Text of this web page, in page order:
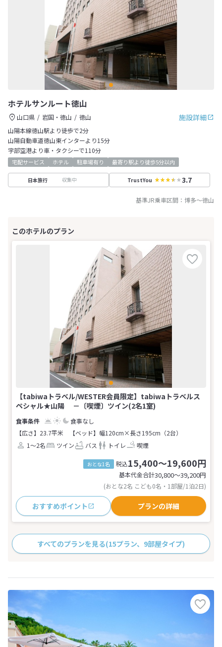
ホテルサンルート徳山
施設詳細
山口県 岩国・徳山
徳山
山陽本線徳山駅より徒歩で2分
山陽自動車道徳山東インターより15分
宇部空港より車・タクシーで110分
宅配サービス ホテル 駐車場有り 最寄り駅より徒歩5分以内
日本旅行 収集中 TrustYou 3.7
基準JR乗車区間： 博多～徳山
【tabiwaトラベル/WESTER会員限定】tabiwaトラベルス
ペシャル★山陽 －〔喫煙〕ツイン(2名1室)
食事なし
【広さ】23.7平米
【ベッド】幅120cm×長さ195cm（2台）
1～2名
ツイン バス トイレ 喫煙
おとな1名 税込15,400～19,600円
基本代金合計30,800〜39,200円
(おとな2名 こども0名・1部屋/1泊2日)
おすすめポイント プランの詳細
すべてのプランを見る(15プラン、9部屋タイプ)